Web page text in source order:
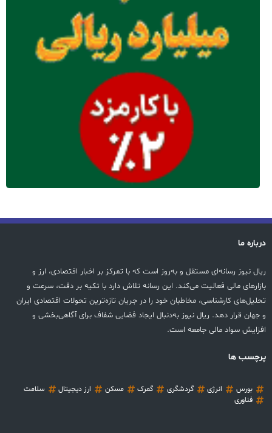
درباره ما
ریال نیوز رسانه‌ای مستقل و به‌روز است که با تمرکز بر اخبار اقتصادی، ارز و
بازارهای مالی فعالیت می‌کند. این رسانه تلاش دارد با تکیه بر دقت، سرعت و
تحلیل‌های کارشناسی، مخاطبان خود را در جریان تازه‌ترین تحولات اقتصادی ایران
و جهان قرار دهد. ریال نیوز به‌دنبال ایجاد فضایی شفاف برای آگاهی‌بخشی و
افزایش سواد مالی جامعه است.
پرچسب ها
بورس انرژی گردشگری گمرک مسکن ارز دیجیتال
سلامت
فناوری